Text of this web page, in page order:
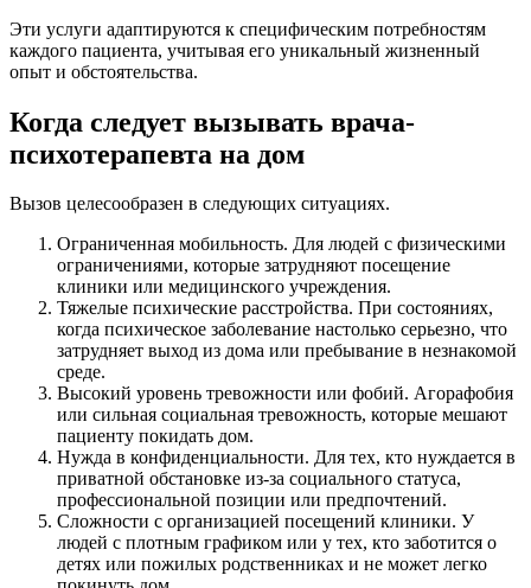
Эти услуги адаптируются к специфическим потребностям
каждого пациента, учитывая его уникальный жизненный
опыт и обстоятельства.
Когда следует вызывать врача-
психотерапевта на дом
Вызов целесообразен в следующих ситуациях.
Ограниченная мобильность. Для людей с физическими
ограничениями, которые затрудняют посещение
клиники или медицинского учреждения.
Тяжелые психические расстройства. При состояниях,
когда психическое заболевание настолько серьезно, что
затрудняет выход из дома или пребывание в незнакомой
среде.
Высокий уровень тревожности или фобий. Агорафобия
или сильная социальная тревожность, которые мешают
пациенту покидать дом.
Нужда в конфиденциальности. Для тех, кто нуждается в
приватной обстановке из-за социального статуса,
профессиональной позиции или предпочтений.
Сложности с организацией посещений клиники. У
людей с плотным графиком или у тех, кто заботится о
детях или пожилых родственниках и не может легко